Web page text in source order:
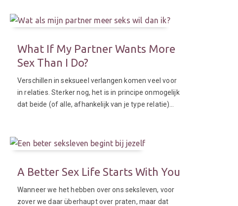
What If My Partner Wants More
Sex Than I Do?
Verschillen in seksueel verlangen komen veel voor
in relaties. Sterker nog, het is in principe onmogelijk
dat beide (of alle, afhankelijk van je type relatie)…
A Better Sex Life Starts With You
Wanneer we het hebben over ons seksleven, voor
zover we daar überhaupt over praten, maar dat